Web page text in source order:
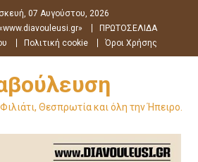
07 Αυγούστου, 2026
ΠΡΩΤΟΣΕΛΙΔΑ
Πολιτική cookie Όροι Χρήσης
Θεσπρωτία και όλη την Ήπειρο.